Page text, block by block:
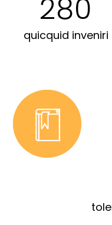
280
quicquid inveniri